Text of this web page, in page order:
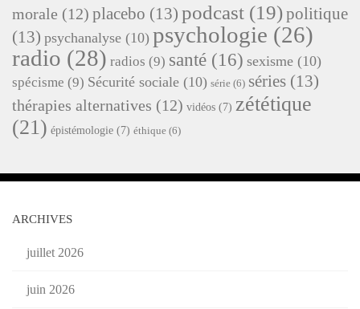
morale (12) placebo (13) podcast (19)politique
(13) psychanalyse (10) psychologie (26)
radio (28) radios (9) santé (16) sexisme (10)
spécisme (9) Sécurité sociale (10) série (6) séries (13)
thérapies alternatives (12) vidéos (7) zététique
(21) épistémologie (7) éthique (6)
ARCHIVES
juillet 2026
juin 2026